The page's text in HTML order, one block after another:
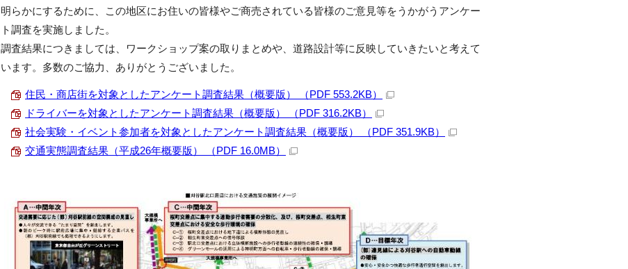
明らかにするために、この地区にお住いの皆様やご商売されている皆様のご意見等をうかがうアンケー
ト調査を実施しました。
調査結果につきましては、ワークショップ案の取りまとめや、道路設計等に反映していきたいと考えて
います。多数のご協力、ありがとうございました。
住民・商店街を対象としたアンケート調査結果（概要版） （PDF 553.2KB）
ドライバーを対象としたアンケート調査結果（概要版） （PDF 316.2KB）
社会実験・イベント参加者を対象としたアンケート調査結果（概要版） （PDF 351.9KB）
交通実態調査結果（平成26年概要版） （PDF 16.0MB）